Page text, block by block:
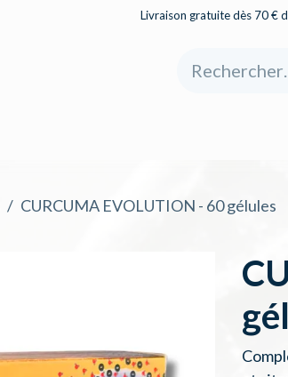
Livraison gratuite dès 70 €
CURCUMA EVOLUTION - 60 gélules